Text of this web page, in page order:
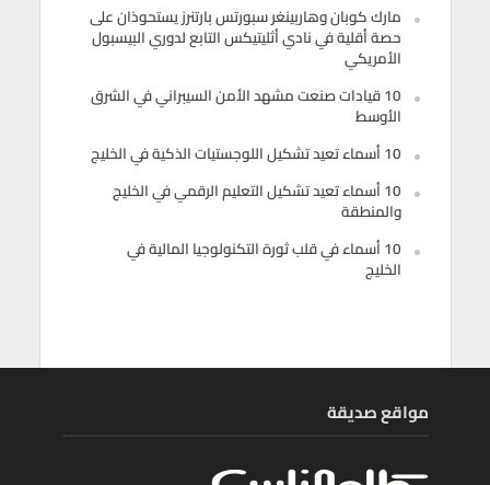
مارك كوبان وهاربينغر سبورتس بارتنرز يستحوذان على
حصة أقلية في نادي أثليتيكس التابع لدوري البيسبول
الأمريكي
10 قيادات صنعت مشهد الأمن السيبراني في الشرق
الأوسط
10 أسماء تعيد تشكيل اللوجستيات الذكية في الخليج
10 أسماء تعيد تشكيل التعليم الرقمي في الخليج
والمنطقة
10 أسماء في قلب ثورة التكنولوجيا المالية في
الخليج
مواقع صديقة